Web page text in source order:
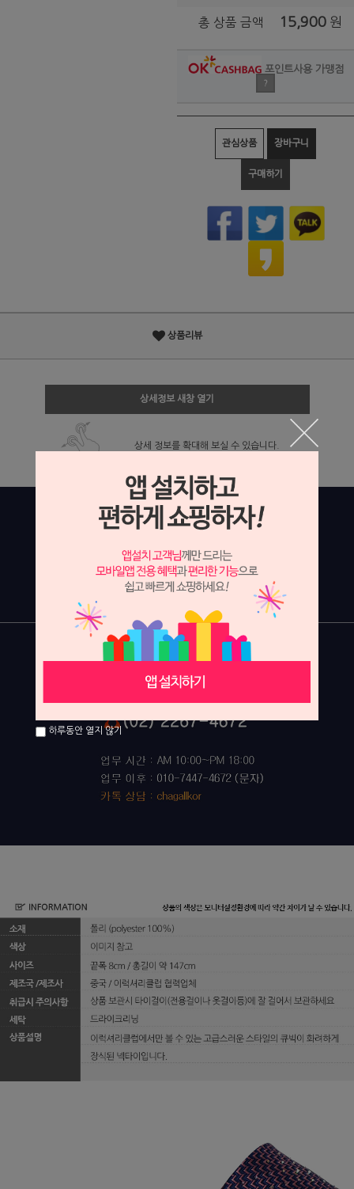
총 상품 금액 15,900 원
포인트사용 가맹점
?
관심상품 장바구니
구매하기
상품리뷰
상세정보 새창 열기
상세 정보를 확대해 보실 수 있습니다.
하루동안 열지 않기